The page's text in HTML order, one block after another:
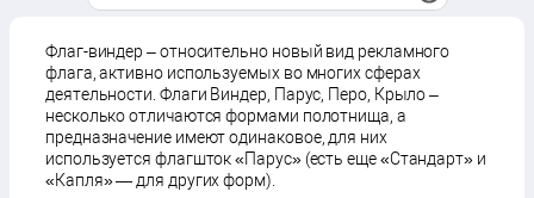
Флаг-виндер – относительно новый вид рекламного
флага, активно используемых во многих сферах
деятельности. Флаги Виндер, Парус, Перо, Крыло –
несколько отличаются формами полотнища, а
предназначение имеют одинаковое, для них
используется флагшток «Парус» (есть еще «Стандарт» и
«Капля» — для других форм).